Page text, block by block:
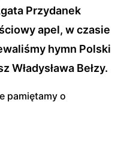
Przydanek
apel, w czasie
hymn Polski
Bełzy.
pamiętamy o